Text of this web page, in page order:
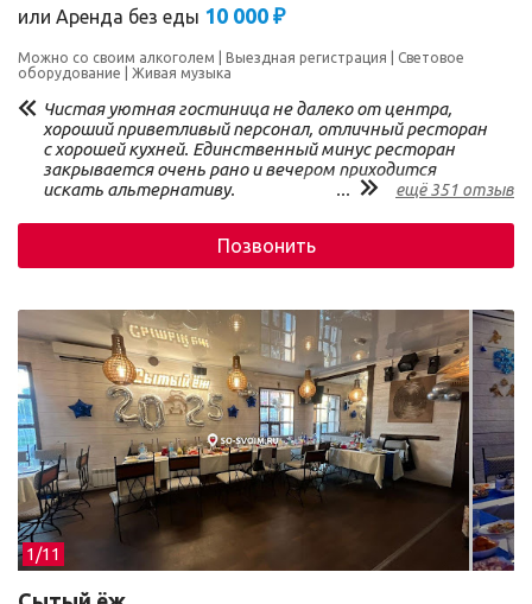
или Аренда без еды 10 000 ₽
Можно со своим алкоголем Выездная регистрация
Световое
оборудование
Живая музыка
Чистая уютная гостиница не далеко от центра,
хороший приветливый персонал, отличный ресторан
с хорошей кухней. Единственный минус ресторан
закрывается очень рано и вечером приходится
искать альтернативу.
... ещё 351 отзыв
Позвонить
1/11